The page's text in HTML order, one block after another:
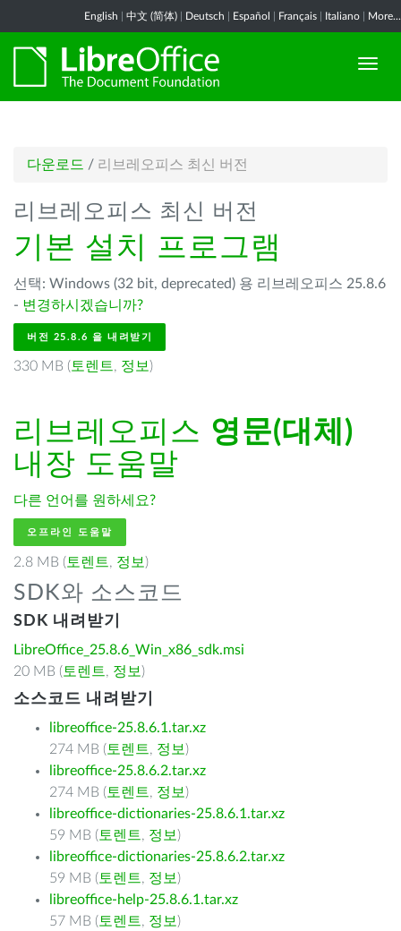
English 中文 (简体) Deutsch Español Français Italiano More...
다운로드 / 리브레오피스 최신 버전
리브레오피스 최신 버전
기본 설치 프로그램
선택: Windows (32 bit, deprecated) 용 리브레오피스 25.8.6
- 변경하시겠습니까?
버전 25.8.6 을 내려받기
330 MB ( 토렌트, 정보 )
리브레오피스 영문(대체)
내장 도움말
다른 언어를 원하세요?
오프라인 도움말
2.8 MB ( 토렌트, 정보 )
SDK와 소스코드
SDK 내려받기
LibreOffice_25.8.6_Win_x86_sdk.msi
20 MB ( 토렌트, 정보 )
소스코드 내려받기
libreoffice-25.8.6.1.tar.xz
274 MB ( 토렌트, 정보 )
libreoffice-25.8.6.2.tar.xz
274 MB ( 토렌트, 정보 )
libreoffice-dictionaries-25.8.6.1.tar.xz
59 MB ( 토렌트, 정보 )
libreoffice-dictionaries-25.8.6.2.tar.xz
59 MB ( 토렌트, 정보 )
libreoffice-help-25.8.6.1.tar.xz
57 MB ( 토렌트, 정보 )